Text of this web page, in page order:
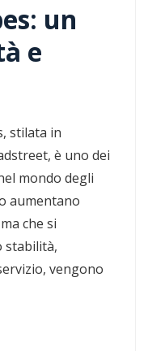
un
e
stilata in
è uno dei
mondo degli
aumentano
che si
stabilità,
vengono